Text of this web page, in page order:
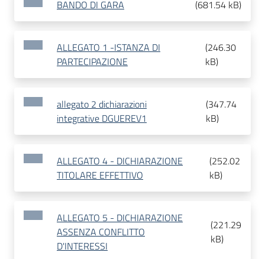
BANDO DI GARA (681.54 kB)
ALLEGATO 1 -ISTANZA DI
PARTECIPAZIONE
(246.30
kB)
allegato 2 dichiarazioni
integrative DGUEREV1
(347.74
kB)
ALLEGATO 4 - DICHIARAZIONE
TITOLARE EFFETTIVO
(252.02
kB)
ALLEGATO 5 - DICHIARAZIONE
ASSENZA CONFLITTO
D'INTERESSI
(221.29
kB)